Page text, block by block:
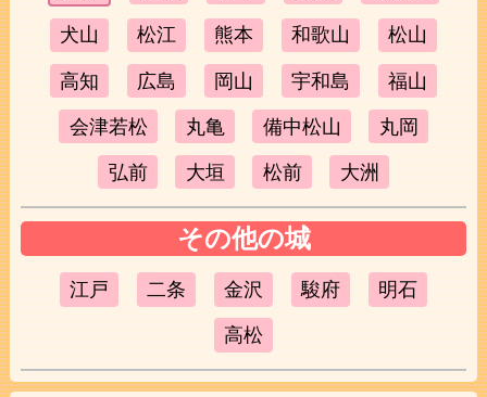
犬山 松江 熊本 和歌山 松山
高知 広島 岡山 宇和島 福山
会津若松 丸亀 備中松山 丸岡
弘前 大垣 松前 大洲
その他の城
江戸 二条 金沢 駿府 明石
高松